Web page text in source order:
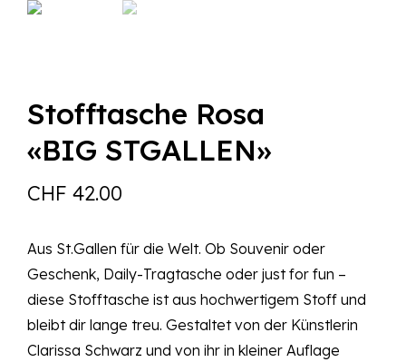
Stofftasche Rosa
«BIG STGALLEN»
CHF 42.00
Aus St.Gallen für die Welt. Ob Souvenir oder
Geschenk, Daily-Tragtasche oder just for fun –
diese Stofftasche ist aus hochwertigem Stoff und
bleibt dir lange treu. Gestaltet von der Künstlerin
Clarissa Schwarz und von ihr in kleiner Auflage